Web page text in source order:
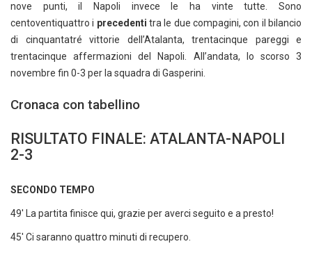
nove punti, il Napoli invece le ha vinte tutte. Sono
centoventiquattro i precedenti tra le due compagini, con il bilancio
di cinquantatré vittorie dell’Atalanta, trentacinque pareggi e
trentacinque affermazioni del Napoli. All’andata, lo scorso 3
novembre fin 0-3 per la squadra di Gasperini.
Cronaca con tabellino
RISULTATO FINALE: ATALANTA-NAPOLI
2-3
SECONDO TEMPO
49' La partita finisce qui, grazie per averci seguito e a presto!
45' Ci saranno quattro minuti di recupero.